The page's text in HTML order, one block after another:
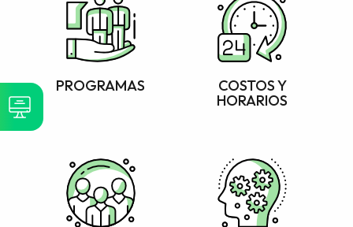
PROGRAMAS
COSTOS Y
HORARIOS